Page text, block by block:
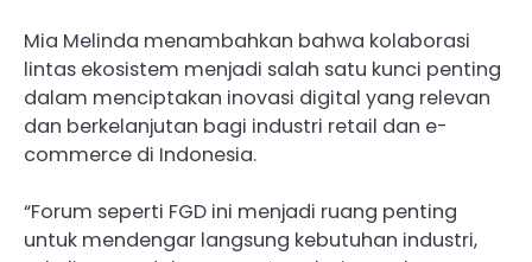
Mia Melinda menambahkan bahwa kolaborasi
lintas ekosistem menjadi salah satu kunci penting
dalam menciptakan inovasi digital yang relevan
dan berkelanjutan bagi industri retail dan e-
commerce di Indonesia.
“Forum seperti FGD ini menjadi ruang penting
untuk mendengar langsung kebutuhan industri,